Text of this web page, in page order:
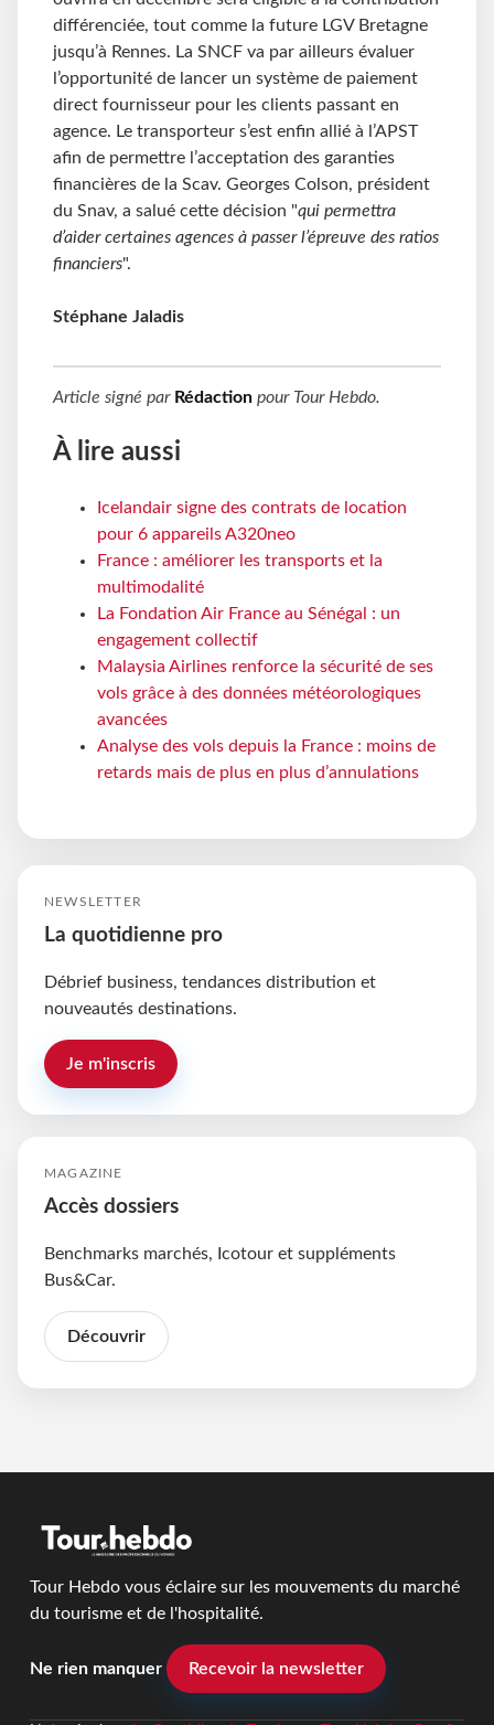
différenciée, tout comme la future LGV Bretagne
jusqu’à Rennes. La SNCF va par ailleurs évaluer
l’opportunité de lancer un système de paiement
direct fournisseur pour les clients passant en
agence. Le transporteur s’est enfin allié à l’APST
afin de permettre l’acceptation des garanties
financières de la Scav. Georges Colson, président
du Snav, a salué cette décision "qui permettra
d’aider certaines agences à passer l’épreuve des ratios
financiers".
Stéphane Jaladis
Article signé par Rédaction pour Tour Hebdo.
À lire aussi
Icelandair signe des contrats de location
pour 6 appareils A320neo
France : améliorer les transports et la
multimodalité
La Fondation Air France au Sénégal : un
engagement collectif
Malaysia Airlines renforce la sécurité de ses
vols grâce à des données météorologiques
avancées
Analyse des vols depuis la France : moins de
retards mais de plus en plus d’annulations
NEWSLETTER
La quotidienne pro
Débrief business, tendances distribution et
nouveautés destinations.
Je m'inscris
MAGAZINE
Accès dossiers
Benchmarks marchés, Icotour et suppléments
Bus&Car.
Découvrir
Tour Hebdo vous éclaire sur les mouvements du marché
du tourisme et de l'hospitalité.
Ne rien manquer Recevoir la newsletter